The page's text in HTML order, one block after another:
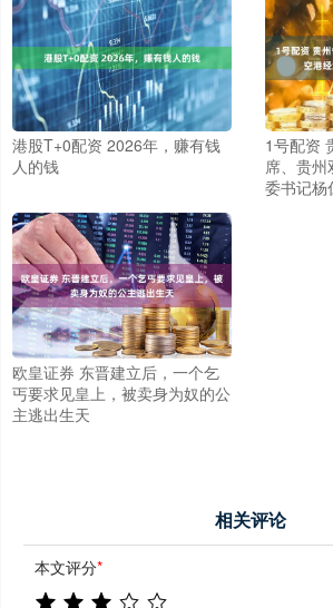
港股T+0配资 2026年，赚有钱
人的钱
1号配资
席、贵
委书记杨
欧皇证券 东晋建立后，一个乞
丐要求见皇上，被卖身为奴的公
主逃出生天
相关评论
本文评分*